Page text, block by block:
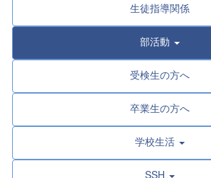
生徒指導関係
部活動
受検生の方へ
卒業生の方へ
学校生活
SSH